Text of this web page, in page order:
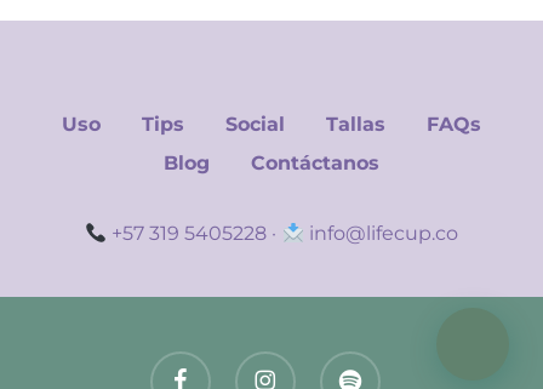
Uso Tips Social Tallas
FAQs
Blog
Contáctanos
+57 319 5405228 · info@lifecup.co
facebook instagram spotify